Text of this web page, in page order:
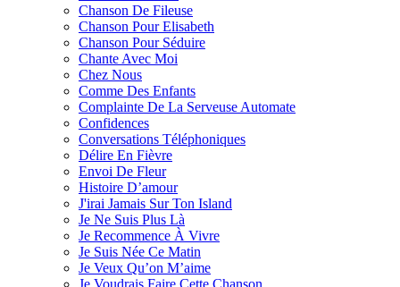
Chanson De Fileuse
Chanson Pour Elisabeth
Chanson Pour Séduire
Chante Avec Moi
Chez Nous
Comme Des Enfants
Complainte De La Serveuse Automate
Confidences
Conversations Téléphoniques
Délire En Fièvre
Envoi De Fleur
Histoire D’amour
J'irai Jamais Sur Ton Island
Je Ne Suis Plus Là
Je Recommence À Vivre
Je Suis Née Ce Matin
Je Veux Qu’on M’aime
Je Voudrais Faire Cette Chanson